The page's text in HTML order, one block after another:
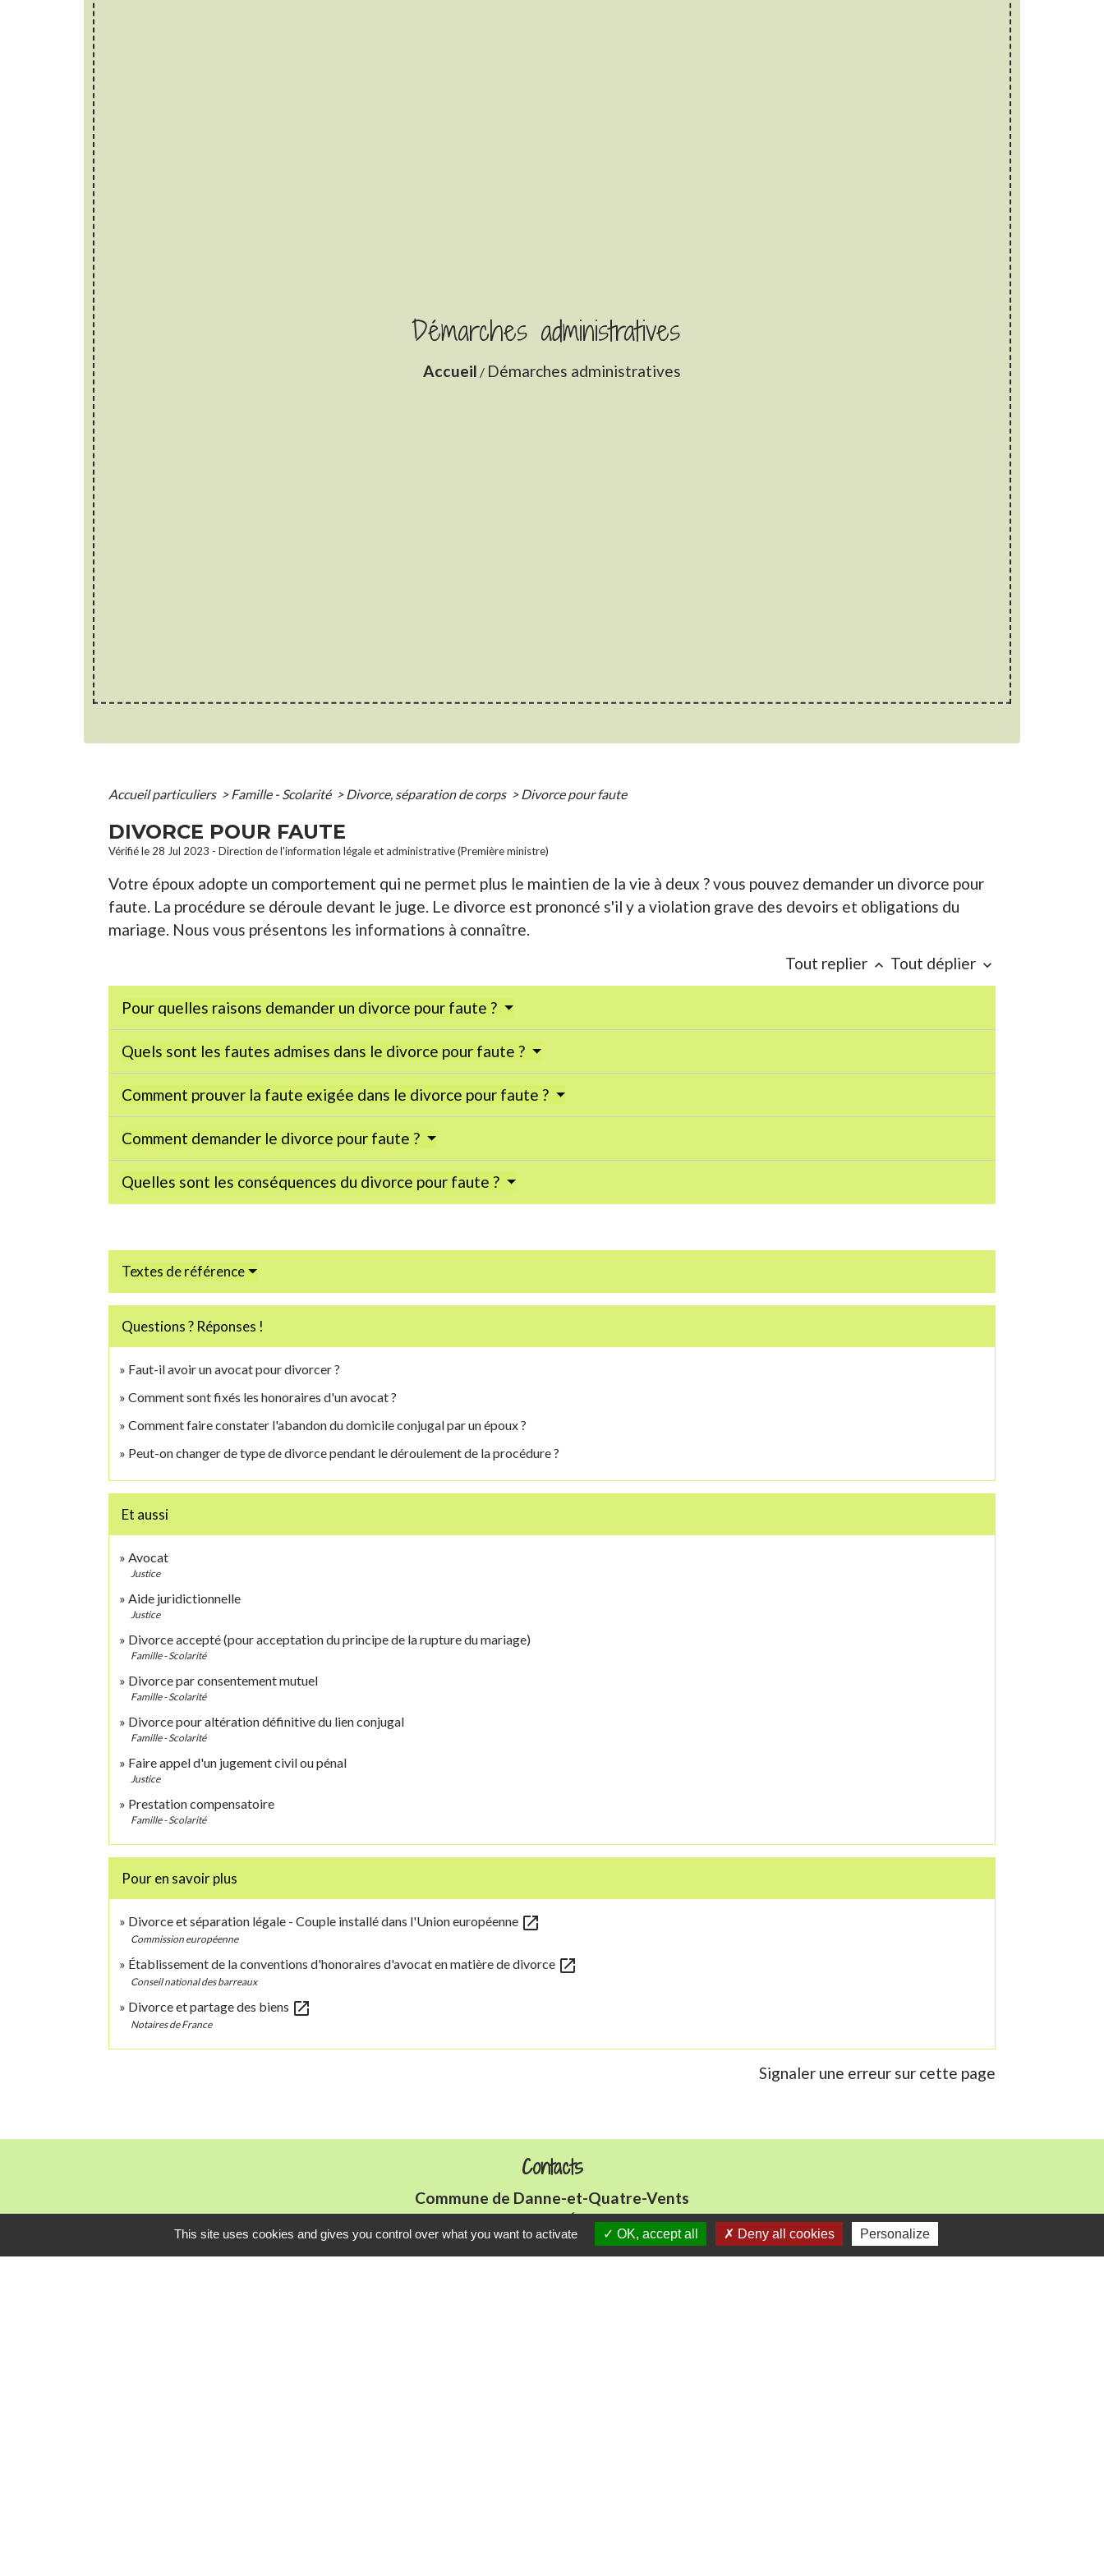
Démarches administratives
Accueil / Démarches administratives
Accueil particuliers > Famille - Scolarité > Divorce, séparation de corps > Divorce pour faute
DIVORCE POUR FAUTE
Vérifié le 28 Jul 2023 - Direction de l'information légale et administrative (Première ministre)
Votre époux adopte un comportement qui ne permet plus le maintien de la vie à deux ? vous pouvez demander un divorce pour
faute. La procédure se déroule devant le juge. Le divorce est prononcé s'il y a violation grave des devoirs et obligations du
mariage. Nous vous présentons les informations à connaître.
Tout replier keyboard_arrow_up Tout déplier keyboard_arrow_down
Pour quelles raisons demander un divorce pour faute ?
Quels sont les fautes admises dans le divorce pour faute ?
Comment prouver la faute exigée dans le divorce pour faute ?
Comment demander le divorce pour faute ?
Quelles sont les conséquences du divorce pour faute ?
Textes de référence
Questions ? Réponses !
Faut-il avoir un avocat pour divorcer ?
Comment sont fixés les honoraires d'un avocat ?
Comment faire constater l'abandon du domicile conjugal par un époux ?
Peut-on changer de type de divorce pendant le déroulement de la procédure ?
Et aussi
Avocat
Justice
Aide juridictionnelle
Justice
Divorce accepté (pour acceptation du principe de la rupture du mariage)
Famille - Scolarité
Divorce par consentement mutuel
Famille - Scolarité
Divorce pour altération définitive du lien conjugal
Famille - Scolarité
Faire appel d'un jugement civil ou pénal
Justice
Prestation compensatoire
Famille - Scolarité
Pour en savoir plus
Divorce et séparation légale - Couple installé dans l'Union européenne open_in_new
Commission européenne
Établissement de la conventions d'honoraires d'avocat en matière de divorce open_in_new
Conseil national des barreaux
Divorce et partage des biens open_in_new
Notaires de France
Signaler une erreur sur cette page
Contacts
Commune de Danne-et-Quatre-Vents
2 Rue de l'Église
57370 Danne-et-Quatre-Vents - FRANCE
This site uses cookies and gives you control over what you want to activate OK, accept all Deny all cookies Personalize